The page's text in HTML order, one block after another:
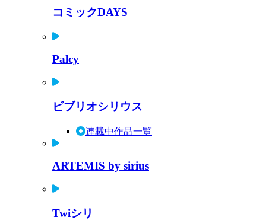
コミックDAYS
Palcy
ビブリオシリウス
連載中作品一覧
ARTEMIS by sirius
Twiシリ